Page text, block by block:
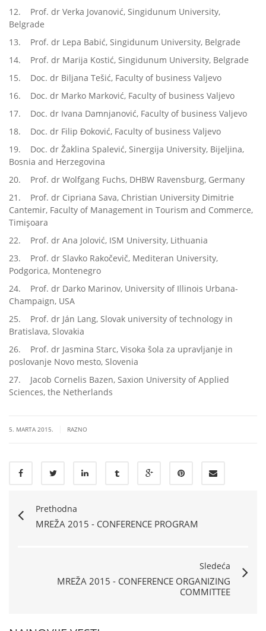
12. Prof. dr Verka Jovanović, Singidunum University,
Belgrade
13. Prof. dr Lepa Babić, Singidunum University, Belgrade
14. Prof. dr Marija Kostić, Singidunum University, Belgrade
15. Doc. dr Biljana Tešić, Faculty of business Valjevo
16. Doc. dr Marko Marković, Faculty of business Valjevo
17. Doc. dr Ivana Damnjanović, Faculty of business Valjevo
18. Doc. dr Filip Đoković, Faculty of business Valjevo
19. Doc. dr Žaklina Spalević, Sinergija University, Bijeljina,
Bosnia and Herzegovina
20. Prof. dr Wolfgang Fuchs, DHBW Ravensburg, Germany
21. Prof. dr Cipriana Sava, Christian University Dimitrie
Cantemir, Faculty of Management in Tourism and Commerce,
Timişoara
22. Prof. dr Ana Jolović, ISM University, Lithuania
23. Prof. dr Slavko Rakočevič, Mediteran University,
Podgorica, Montenegro
24. Prof. dr Darko Marinov, University of Illinois Urbana-
Champaign, USA
25. Prof. dr Ján Lang, Slovak university of technology in
Bratislava, Slovakia
26. Prof. dr Jasmina Starc, Visoka šola za upravljanje in
poslovanje Novo mesto, Slovenia
27. Jacob Cornelis Bazen, Saxion University of Applied
Sciences, the Netherlands
5. MARTA 2015. RAZNO
Prethodna
MREŽA 2015 - CONFERENCE PROGRAM
Sledeća
MREŽA 2015 - CONFERENCE ORGANIZING
COMMITTEE